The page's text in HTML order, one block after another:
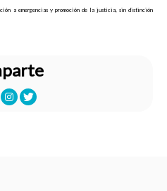
a emergencias y promoción de la justicia, sin distinción